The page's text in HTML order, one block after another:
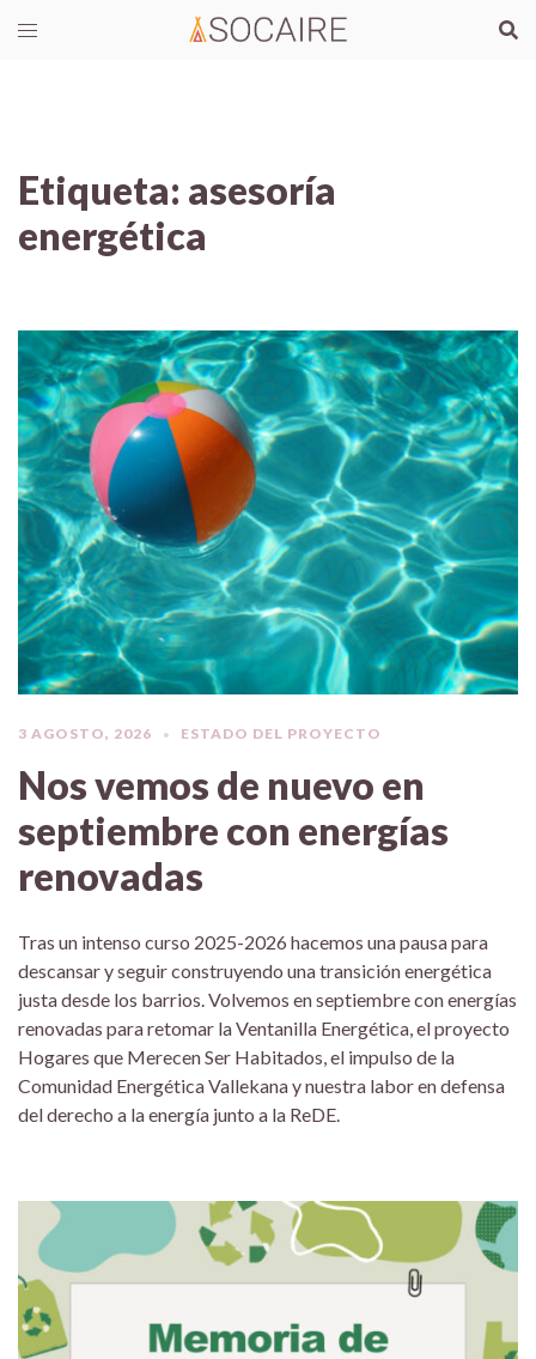
Etiqueta: asesoría
energética
3 AGOSTO, 2026 ESTADO DEL PROYECTO
Nos vemos de nuevo en
septiembre con energías
renovadas
Tras un intenso curso 2025-2026 hacemos una pausa para
descansar y seguir construyendo una transición energética
justa desde los barrios. Volvemos en septiembre con energías
renovadas para retomar la Ventanilla Energética, el proyecto
Hogares que Merecen Ser Habitados, el impulso de la
Comunidad Energética Vallekana y nuestra labor en defensa
del derecho a la energía junto a la ReDE.